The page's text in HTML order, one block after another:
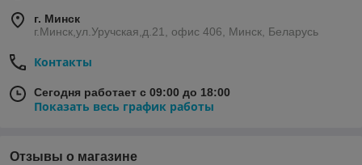
г. Минск
г.Минск,ул.Уручская,д.21, офис 406, Минск, Беларусь
Контакты
Сегодня работает с 09:00 до 18:00
Показать весь график работы
Отзывы о магазине